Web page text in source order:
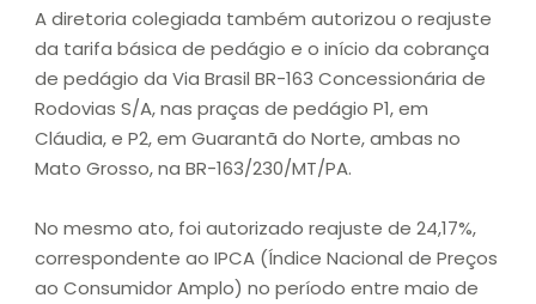
A diretoria colegiada também autorizou o reajuste
da tarifa básica de pedágio e o início da cobrança
de pedágio da Via Brasil BR-163 Concessionária de
Rodovias S/A, nas praças de pedágio P1, em
Cláudia, e P2, em Guarantã do Norte, ambas no
Mato Grosso, na BR-163/230/MT/PA.
No mesmo ato, foi autorizado reajuste de 24,17%,
correspondente ao IPCA (Índice Nacional de Preços
ao Consumidor Amplo) no período entre maio de